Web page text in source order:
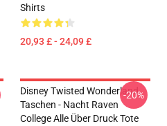
Shirts
20,93 £ - 24,09 £
Disney Twisted Wonderland
Taschen - Nacht Raven
College Alle Über Druck Tote
-20%